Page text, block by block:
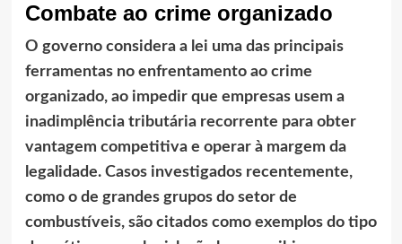
Combate ao crime organizado
O governo considera a lei uma das principais
ferramentas no enfrentamento ao crime
organizado, ao impedir que empresas usem a
inadimplência tributária recorrente para obter
vantagem competitiva e operar à margem da
legalidade. Casos investigados recentemente,
como o de grandes grupos do setor de
combustíveis, são citados como exemplos do tipo